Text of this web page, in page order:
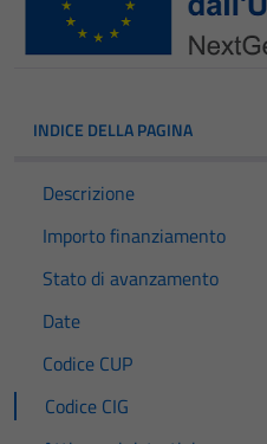
INDICE DELLA PAGINA
Descrizione
Importo finanziamento
Stato di avanzamento
Date
Codice CUP
Codice CIG